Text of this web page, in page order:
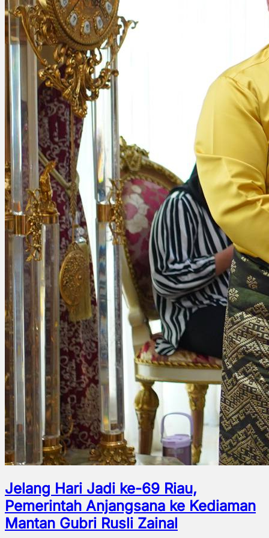
Jelang Hari Jadi ke-69 Riau,
Pemerintah Anjangsana ke Kediaman
Mantan Gubri Rusli Zainal